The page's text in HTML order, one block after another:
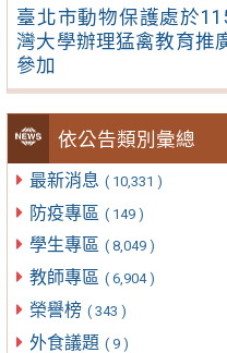
臺北市動物保護處於
灣大學辦理猛禽教育推
參加
依公告類別彙總
最新消息 ( 10,331 )
防疫專區 ( 149 )
學生專區 ( 8,049 )
教師專區 ( 6,904 )
榮譽榜 ( 343 )
外食議題 ( 9 )